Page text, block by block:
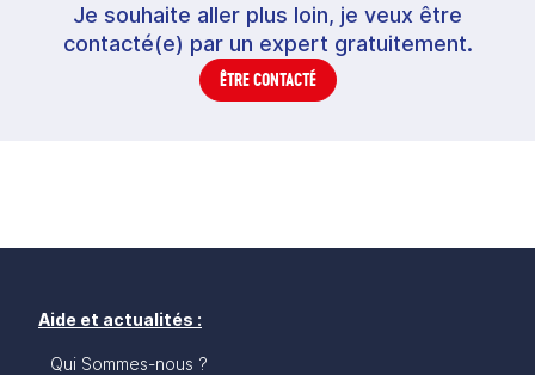
Je souhaite aller plus loin, je veux être
contacté(e) par un expert gratuitement.
ÊTRE CONTACTÉ
Aide et actualités :
Qui Sommes-nous ?